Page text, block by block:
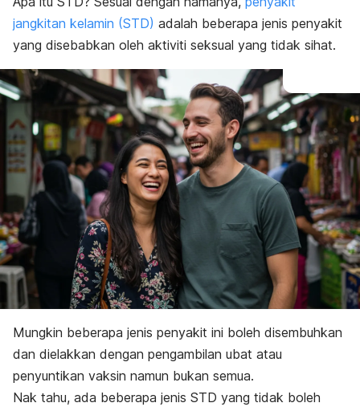
jangkitan kelamin (STD) adalah beberapa jenis penyakit
yang disebabkan oleh aktiviti seksual yang tidak sihat.
Mungkin beberapa jenis penyakit ini boleh disembuhkan
dan dielakkan dengan pengambilan ubat atau
penyuntikan vaksin namun bukan semua.
Nak tahu, ada beberapa jenis STD yang tidak boleh